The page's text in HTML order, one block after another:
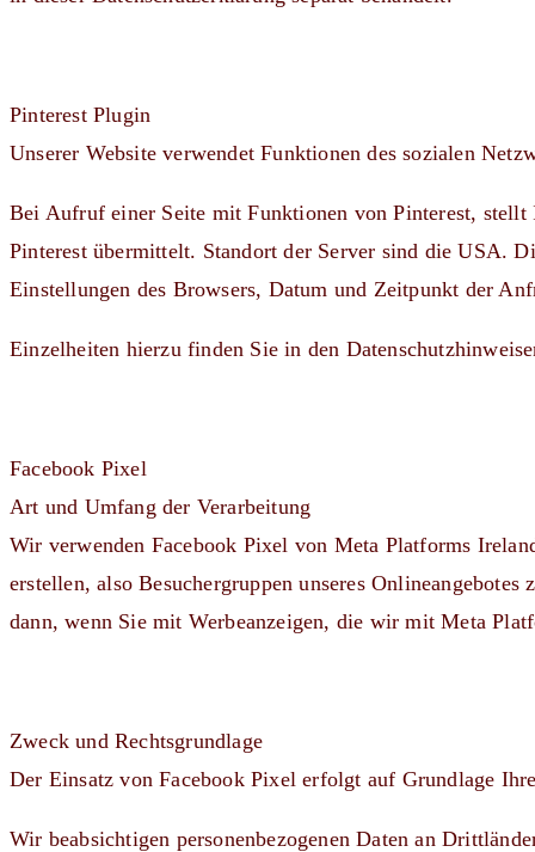
Pinterest Plugin
Unserer Website verwendet Funktionen des sozialen
Bei Aufruf einer Seite mit Funktionen von Pinterest, stellt
Pinterest übermittelt. Standort der Server sind die USA.
Einstellungen des Browsers, Datum und Zeitpunkt der
Einzelheiten hierzu finden Sie in den
Facebook Pixel
Art und Umfang der Verarbeitung
Wir verwenden Facebook Pixel von Meta Platforms
erstellen, also Besuchergruppen unseres
dann, wenn Sie mit Werbeanzeigen, die wir mit Meta
Zweck und Rechtsgrundlage
Der Einsatz von Facebook Pixel erfolgt auf Grundlage
Wir beabsichtigen personenbezogenen Daten an